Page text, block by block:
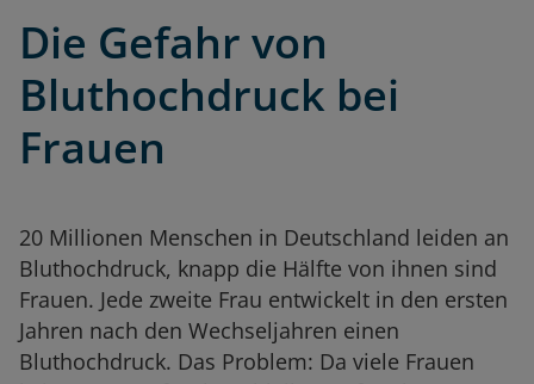
Die Gefahr von
Bluthochdruck bei
Frauen
20 Millionen Menschen in Deutschland leiden an
Bluthochdruck, knapp die Hälfte von ihnen sind
Frauen. Jede zweite Frau entwickelt in den ersten
Jahren nach den Wechseljahren einen
Bluthochdruck. Das Problem: Da viele Frauen